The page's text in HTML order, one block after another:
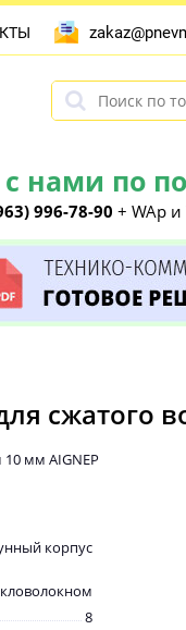
по
996-78-90 + WAp и
сжатого
мм AIGNEP
корпус
8